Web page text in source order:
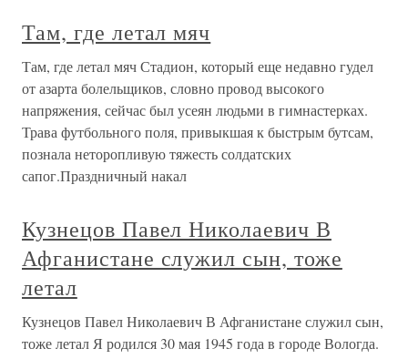
Там, где летал мяч
Там, где летал мяч Стадион, который еще недавно гудел
от азарта болельщиков, словно провод высокого
напряжения, сейчас был усеян людьми в гимнастерках.
Трава футбольного поля, привыкшая к быстрым бутсам,
познала неторопливую тяжесть солдатских
сапог.Праздничный накал
Кузнецов Павел Николаевич В
Афганистане служил сын, тоже
летал
Кузнецов Павел Николаевич В Афганистане служил сын,
тоже летал Я родился 30 мая 1945 года в городе Вологда.